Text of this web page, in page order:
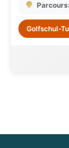
Parcours:
Golfschul-